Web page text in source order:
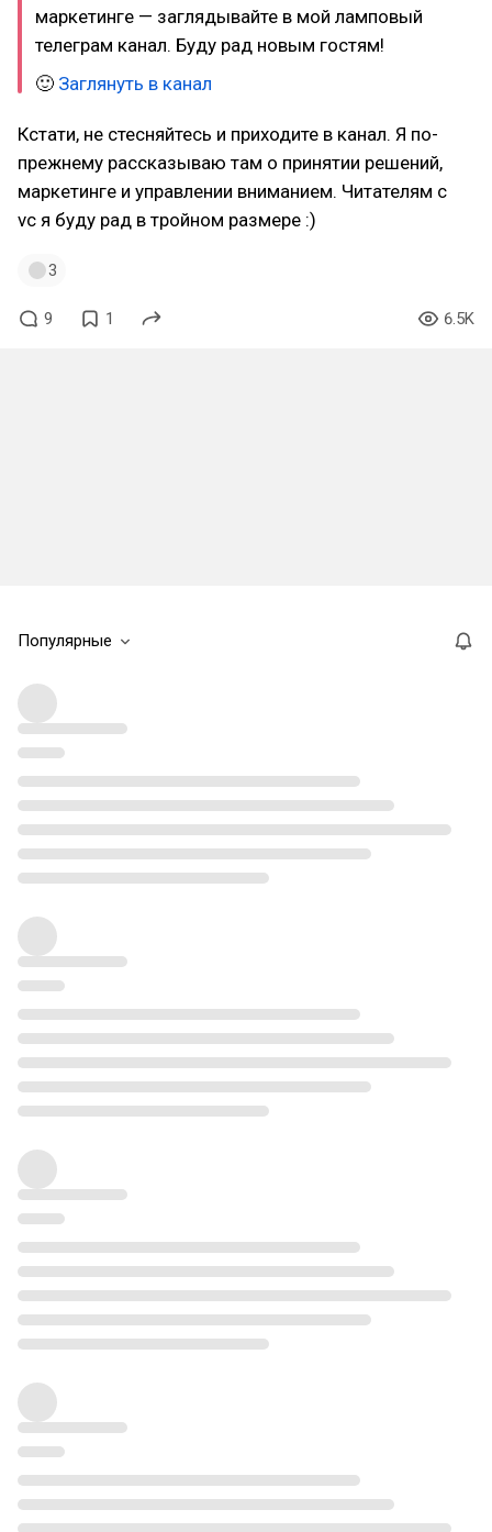
маркетинге — заглядывайте в мой ламповый
телеграм канал. Буду рад новым гостям!
🙂 Заглянуть в канал
Кстати, не стесняйтесь и приходите в канал. Я по-
прежнему рассказываю там о принятии решений,
маркетинге и управлении вниманием. Читателям с
vc я буду рад в тройном размере :)
3
9 1 6.5K
Популярные